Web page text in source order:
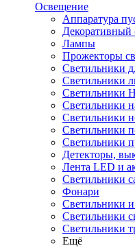
Освещение
Аппаратура
Декоративный
Лампы
Прожекторы
Светильники
Светильники
Светильники
Светильники
Светильники
Светильники
Светильники
Детекторы,
Лента LED и
Светильники
Фонари
Светильники
Светильники
Светильники
Ещё